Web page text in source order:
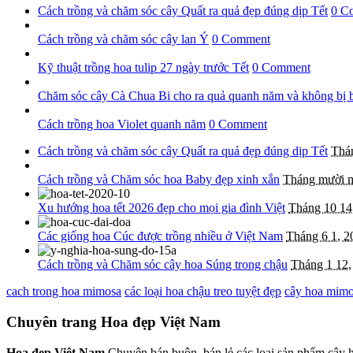
Cách trồng và chăm sóc cây Quất ra quả đẹp đúng dịp Tết 0
Cách trồng và chăm sóc cây lan Ý 0 Comment
Kỹ thuật trồng hoa tulip 27 ngày trước Tết 0 Comment
Chăm sóc cây Cà Chua Bi cho ra quả quanh năm và không bị
Cách trồng hoa Violet quanh năm 0 Comment
Cách trồng và chăm sóc cây Quất ra quả đẹp đúng dịp Tết
Cách trồng và Chăm sóc hoa Baby đẹp xinh xắn Tháng mười
Xu hướng hoa tết 2026 đẹp cho mọi gia đình Việt Tháng 10
Các giống hoa Cúc được trồng nhiều ở Việt Nam Tháng 6 1,
Cách trồng và Chăm sóc cây hoa Súng trong chậu Tháng 1
cach trong hoa mimosa các loại hoa chậu treo tuyệt đẹp cây hoa
Chuyên trang Hoa đẹp Việt Nam